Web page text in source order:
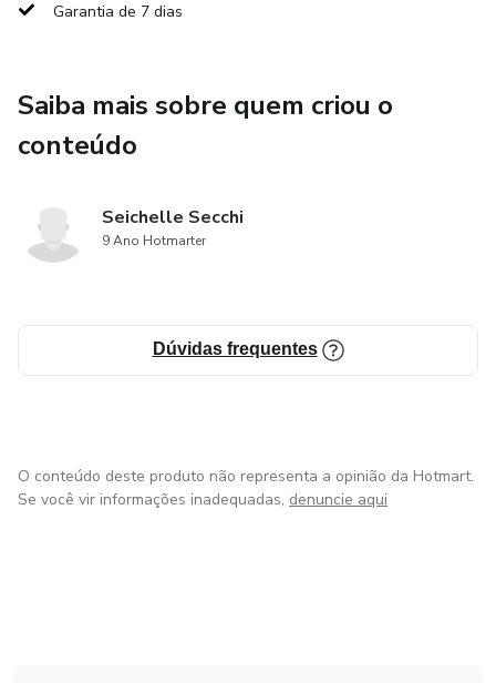
Garantia de 7 dias
Saiba mais sobre quem criou o
conteúdo
Seichelle Secchi
9 Ano Hotmarter
Dúvidas frequentes
O conteúdo deste produto não representa a opinião da Hotmart.
Se você vir informações inadequadas, denuncie aqui